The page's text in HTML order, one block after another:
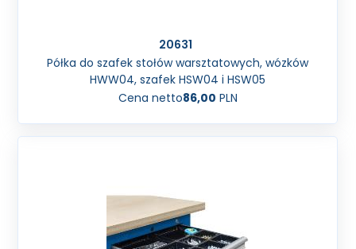
20631
Półka do szafek stołów warsztatowych, wózków
HWW04, szafek HSW04 i HSW05
Cena netto86,00 PLN